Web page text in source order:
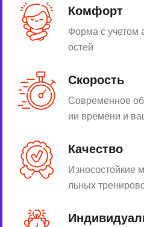
Комфорт
Форма с учетом
остей
Скорость
Современное
ии времени и
Качество
Износостойкие
льных